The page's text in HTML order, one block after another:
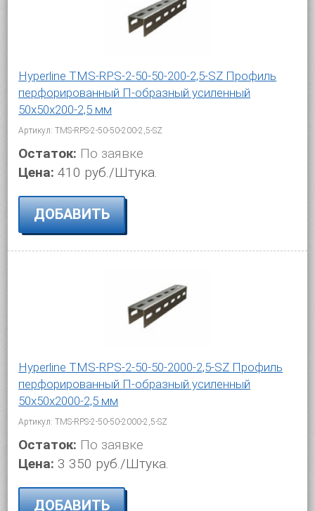
Hyperline TMS-RPS-2-50-50-200-2,5-SZ Профиль
перфорированный П-образный усиленный
50х50х200-2,5 мм
Артикул: TMS-RPS-2-50-50-200-2,5-SZ
Остаток: По заявке
Цена: 410 руб./Штука.
ДОБАВИТЬ
Hyperline TMS-RPS-2-50-50-2000-2,5-SZ Профиль
перфорированный П-образный усиленный
50х50х2000-2,5 мм
Артикул: TMS-RPS-2-50-50-2000-2,5-SZ
Остаток: По заявке
Цена: 3 350 руб./Штука.
ДОБАВИТЬ